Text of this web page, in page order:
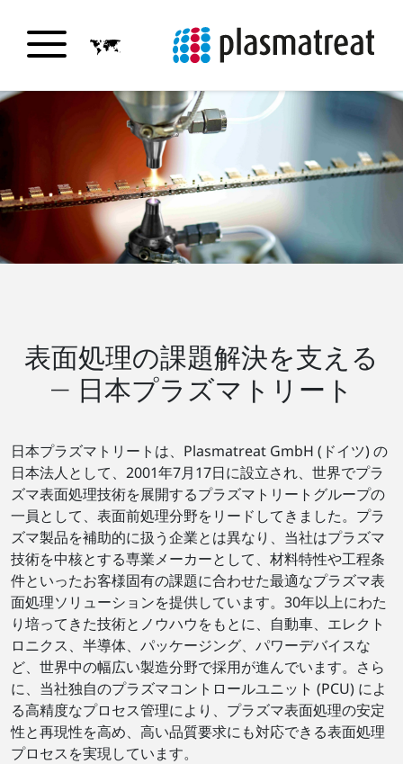
表面処理の課題解決を支える
― 日本プラズマトリート
日本プラズマトリートは、Plasmatreat GmbH (ドイツ) の
日本法人として、2001年7月17日に設立され、世界でプラ
ズマ表面処理技術を展開するプラズマトリートグループの
一員として、表面前処理分野をリードしてきました。プラ
ズマ製品を補助的に扱う企業とは異なり、当社はプラズマ
技術を中核とする専業メーカーとして、材料特性や工程条
件といったお客様固有の課題に合わせた最適なプラズマ表
面処理ソリューションを提供しています。30年以上にわた
り培ってきた技術とノウハウをもとに、自動車、エレクト
ロニクス、半導体、パッケージング、パワーデバイスな
ど、世界中の幅広い製造分野で採用が進んでいます。さら
に、当社独自のプラズマコントロールユニット (PCU) によ
る高精度なプロセス管理により、プラズマ表面処理の安定
性と再現性を高め、高い品質要求にも対応できる表面処理
プロセスを実現しています。